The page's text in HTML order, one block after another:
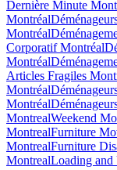
Dernière Minute
Montréal
Montréal
Corporatif Montréal
Montréal
Articles Fragiles
Montréal
Montréal
MontrealWeekend
MontrealFurniture
MontrealFurniture
MontrealLoading and